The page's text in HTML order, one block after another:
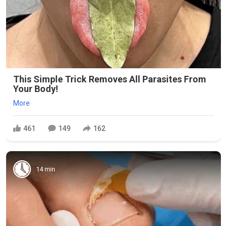
This Simple Trick Removes All Parasites From
Your Body!
More
461 149 162
14 min